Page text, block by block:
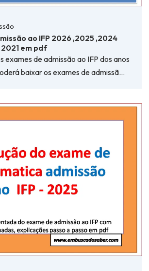
ao IFP 2026 ,2025 ,2024
em pdf
exames de admissão ao IFP dos anos
baixar os exames de admissã…